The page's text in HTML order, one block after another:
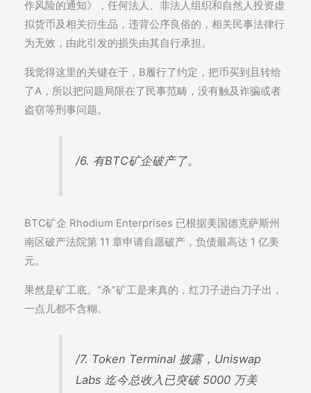
作风险的通知》，任何法人、非法人组织和自然人投资虚
拟货币及相关衍生品，违背公序良俗的，相关民事法律行
为无效，由此引发的损失由其自行承担。
我觉得这里的关键在于，B履行了约定，把币买到且转给
了A，所以把问题局限在了民事范畴，没有触及诈骗或者
盗窃等刑事问题。
/6. 有BTC矿企破产了。
BTC矿企 Rhodium Enterprises 已根据美国德克萨斯州
南区破产法院第 11 章申请自愿破产，负债最高达 1 亿美
元。
果然是矿工底。“杀”矿工是来真的，红刀子进白刀子出，
一点儿都不含糊。
/7. Token Terminal 披露，Uniswap
Labs 迄今总收入已突破 5000 万美